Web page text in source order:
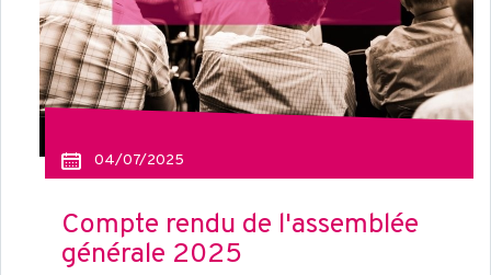
04/07/2025
Compte rendu de l'assemblée
générale 2025